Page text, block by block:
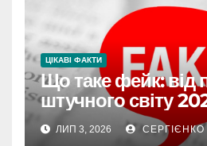
ЦІКАВІ ФАКТИ
Що таке фейк: від
штучного світу
ЛИП 3, 2026